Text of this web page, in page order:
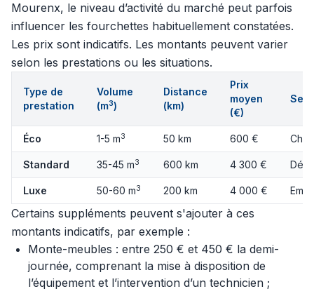
Mourenx, le niveau d’activité du marché peut parfois
influencer les fourchettes habituellement constatées.
Les prix sont indicatifs. Les montants peuvent varier
selon les prestations ou les situations.
Type de
prestation
Volume
(m3)
Distance
(km)
Prix
moyen
(€)
Éco 1-5 m3 50 km 600 €
Standard 35-45 m3 600 km 4 300 €
Luxe 50-60 m3 200 km 4 000 €
Certains suppléments peuvent s'ajouter à ces
montants indicatifs, par exemple :
Monte-meubles : entre 250 € et 450 € la demi-
journée, comprenant la mise à disposition de
l’équipement et l’intervention d’un technicien ;